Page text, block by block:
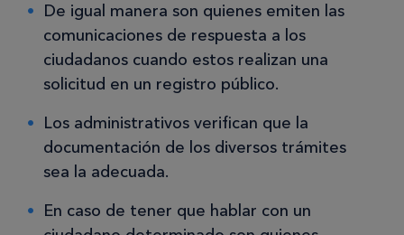
De igual manera son quienes emiten las
comunicaciones de respuesta a los
ciudadanos cuando estos realizan una
solicitud en un registro público.
Los administrativos verifican que la
documentación de los diversos trámites
sea la adecuada.
En caso de tener que hablar con un